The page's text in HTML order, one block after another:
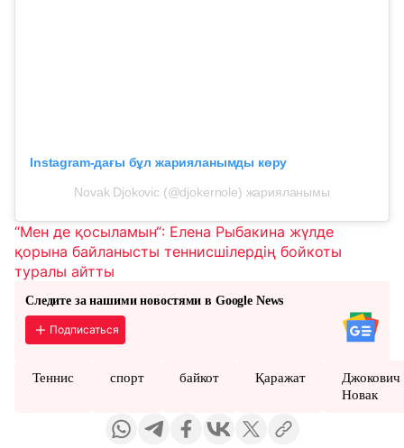
Instagram-дағы бұл жарияланымды көру
Novak Djokovic (@djokernole) жарияланымы
“Мен де қосыламын“: Елена Рыбакина жүлде
қорына байланысты теннисшілердің бойкоты
туралы айтты
Следите за нашими новостями в Google News
Подписаться
Теннис спорт байкот Қаражат
Джокович
Новак